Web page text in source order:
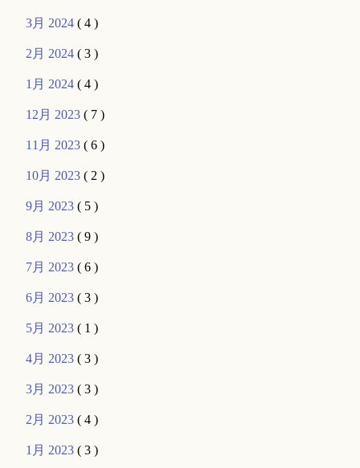
3月 2024( 4 )
2月 2024( 3 )
1月 2024( 4 )
12月 2023( 7 )
11月 2023( 6 )
10月 2023( 2 )
9月 2023( 5 )
8月 2023( 9 )
7月 2023( 6 )
6月 2023( 3 )
5月 2023( 1 )
4月 2023( 3 )
3月 2023( 3 )
2月 2023( 4 )
1月 2023( 3 )